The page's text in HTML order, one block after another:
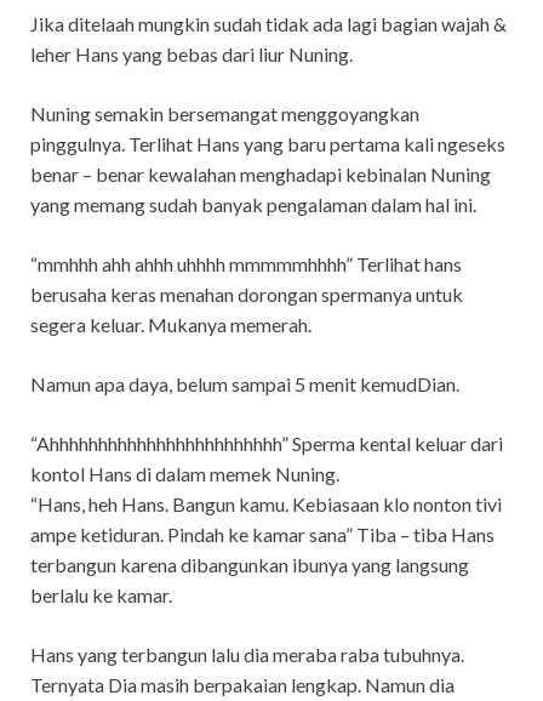
Jika ditelaah mungkin sudah tidak ada lagi bagian wajah &
leher Hans yang bebas dari liur Nuning.
Nuning semakin bersemangat menggoyangkan
pinggulnya. Terlihat Hans yang baru pertama kali ngeseks
benar – benar kewalahan menghadapi kebinalan Nuning
yang memang sudah banyak pengalaman dalam hal ini.
“mmhhh ahh ahhh uhhhh mmmmmhhhh” Terlihat hans
berusaha keras menahan dorongan spermanya untuk
segera keluar. Mukanya memerah.
Namun apa daya, belum sampai 5 menit kemudDian.
“Ahhhhhhhhhhhhhhhhhhhhhhhh” Sperma kental keluar dari
kontol Hans di dalam memek Nuning.
“Hans, heh Hans. Bangun kamu. Kebiasaan klo nonton tivi
ampe ketiduran. Pindah ke kamar sana” Tiba – tiba Hans
terbangun karena dibangunkan ibunya yang langsung
berlalu ke kamar.
Hans yang terbangun lalu dia meraba raba tubuhnya.
Ternyata Dia masih berpakaian lengkap. Namun dia